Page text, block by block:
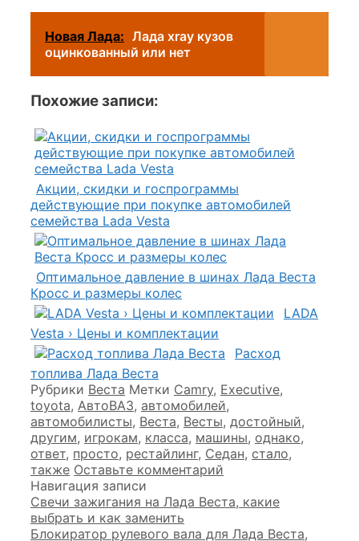
Новая Лада: Лада xray кузов
оцинкованный или нет
Похожие записи:
Акции, скидки и госпрограммы
действующие при покупке автомобилей
семейства Lada Vesta
Оптимальное давление в шинах Лада Веста
Кросс и размеры колес
LADA
Vesta › Цены и комплектации
Расход
топлива Лада Веста
Рубрики Веста Метки Camry, Executive,
toyota, АвтоВАЗ, автомобилей,
автомобилисты, Веста, Весты, достойный,
другим, игрокам, класса, машины, однако,
ответ, просто, рестайлинг, Седан, стало,
также Оставьте комментарий
Навигация записи
Свечи зажигания на Лада Веста, какие
выбрать и как заменить
Блокиратор рулевого вала для Лада Веста,